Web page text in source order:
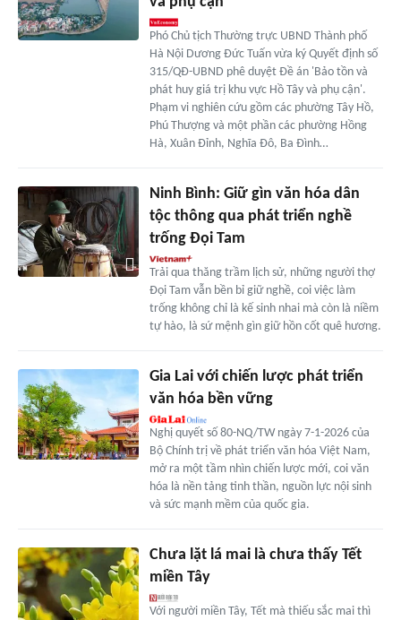
Phó Chủ tịch Thường trực UBND Thành phố
Hà Nội Dương Đức Tuấn vừa ký Quyết định số
315/QĐ-UBND phê duyệt Đề án 'Bảo tồn và
phát huy giá trị khu vực Hồ Tây và phụ cận'.
Phạm vi nghiên cứu gồm các phường Tây Hồ,
Phú Thượng và một phần các phường Hồng
Hà, Xuân Đỉnh, Nghĩa Đô, Ba Đình…
Ninh Bình: Giữ gìn văn hóa dân
tộc thông qua phát triển nghề
trống Đọi Tam
Trải qua thăng trầm lịch sử, những người thợ
Đọi Tam vẫn bền bỉ giữ nghề, coi việc làm
trống không chỉ là kế sinh nhai mà còn là niềm
tự hào, là sứ mệnh gìn giữ hồn cốt quê hương.
Gia Lai với chiến lược phát triển
văn hóa bền vững
Nghị quyết số 80-NQ/TW ngày 7-1-2026 của
Bộ Chính trị về phát triển văn hóa Việt Nam,
mở ra một tầm nhìn chiến lược mới, coi văn
hóa là nền tảng tinh thần, nguồn lực nội sinh
và sức mạnh mềm của quốc gia.
Chưa lặt lá mai là chưa thấy Tết
miền Tây
Với người miền Tây, Tết mà thiếu sắc mai thì